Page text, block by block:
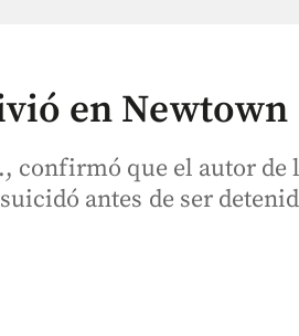
en Newtown
confirmó que el autor de
antes de ser